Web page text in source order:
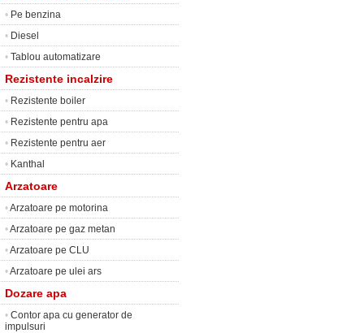
• Pe benzina
• Diesel
• Tablou automatizare
Rezistente incalzire
• Rezistente boiler
• Rezistente pentru apa
• Rezistente pentru aer
• Kanthal
Arzatoare
•Arzatoare pe motorina
•Arzatoare pe gaz metan
•Arzatoare pe CLU
•Arzatoare pe ulei ars
Dozare apa
• Contor apa cu generator de
impulsuri